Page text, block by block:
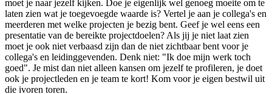
moet je naar jezelf kijken. Doe je eigenlijk wel genoeg moeite om te
laten zien wat je toegevoegde waarde is? Vertel je aan je collega's en
meerderen met welke projecten je bezig bent. Geef je wel eens een
presentatie van de bereikte projectdoelen? Als jij je niet laat zien
moet je ook niet verbaasd zijn dan de niet zichtbaar bent voor je
collega's en leidinggevenden. Denk niet: "Ik doe mijn werk toch
goed". Je mist dan niet alleen kansen om jezelf te profileren, je doet
ook je projectleden en je team te kort! Kom voor je eigen bestwil uit
die ivoren toren.